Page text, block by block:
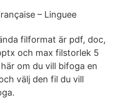
– Linguee
filformat är pdf, doc,
och max filstorlek 5
om du vill bifoga en
välj den fil du vill